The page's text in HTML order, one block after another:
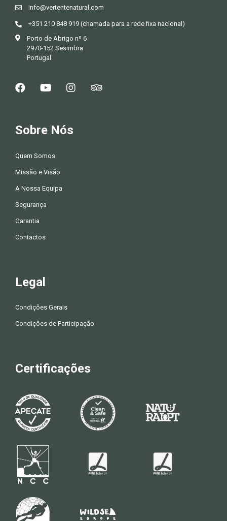
info@vertentenatural.com
+351 210 848 919 (chamada para a rede fixa nacional)
Porto de Abrigo nº 6
2970-152 Sesimbra
Portugal
Sobre Nós
Quem Somos
Missão e Visão
A Nossa Equipa
Segurança
Garantia
Contactos
Legal
Condições Gerais
Condições de Participação
Certificações